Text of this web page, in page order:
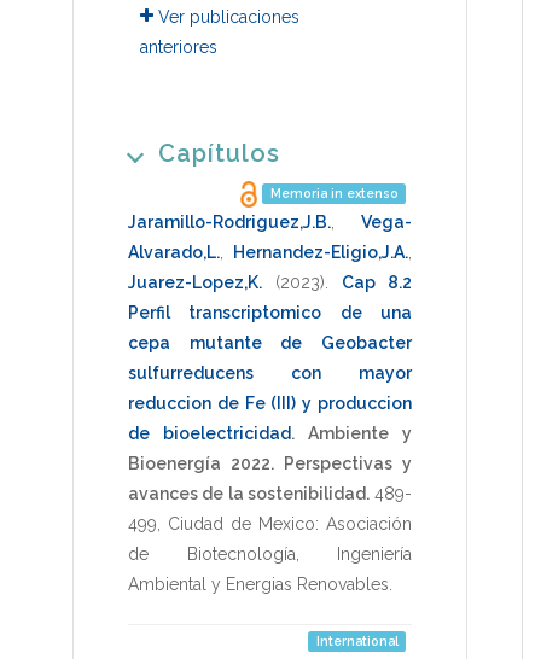
Ver publicaciones
anteriores
Capítulos
Memoria in extenso
Jaramillo-Rodriguez,J.B., Vega-
Alvarado,L., Hernandez-Eligio,J.A.,
Juarez-Lopez,K.
(2023). Cap 8.2
Perfil transcriptomico de una
cepa mutante de Geobacter
sulfurreducens con mayor
reduccion de Fe (III) y produccion
de bioelectricidad.
Ambiente y
Bioenergía 2022. Perspectivas y
avances de la sostenibilidad. 489-
499, Ciudad de Mexico: Asociación
de Biotecnología, Ingeniería
Ambiental y Energias Renovables.
International